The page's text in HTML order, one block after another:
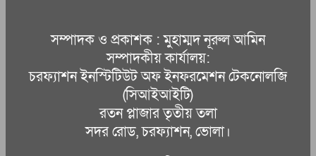
সম্পাদক ও প্রকাশক : মুহাম্মদ নূরুল আমিন
সম্পাদকীয় কার্যালয়:
চরফ্যাশন ইনস্টিটিউট অফ ইনফরমেশন টেকনোলজি
(সিআইআইটি)
রতন প্লাজার তৃতীয় তলা
সদর রোড, চরফ্যাশন, ভোলা।